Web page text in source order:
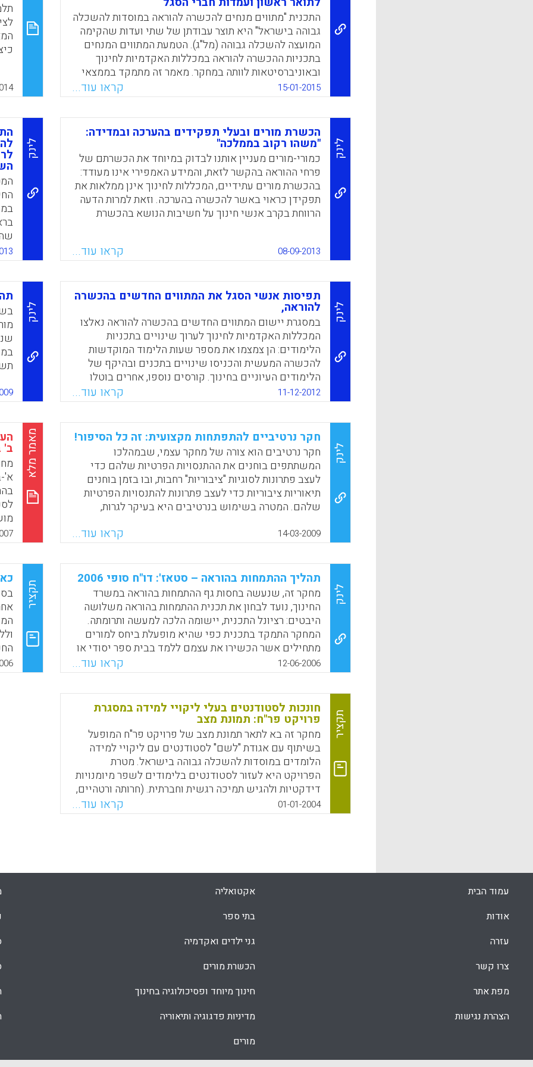
שעשויים להשפיע על יישום שונה של המתווים בהשוואה
למכללות (רוני לידור, נעמי פייגין, רחל טלמור, ברברה פרסקו,
חגי קופרמינץ).
WhatsApp
Facebook
Email
X
התכנית "מתווים מנחים להכשרה להוראה במוסדות להשכלה
גבוהה בישראל" היא תוצר עבודתן של שתי ועדות שהקימה
המועצה להשכלה גבוהה (מל"ג). הטמעת המתווים המנחים
בתכניות ההכשרה להוראה במכללות האקדמיות לחינוך
ובאוניברסיטאות לוותה במחקר. מאמר זה מתמקד בממצאי
המחקר על אודות אופן הטמעת המתווים המנחים בתכניות
הלימודים לתואר ראשון (.B.Ed) במכללות האקדמיות לחינוך
(רוני לידור, נעמי פייגין, ברברה פרסקו, רחל טלמור, חגי
קופרמינץ).
WhatsApp
Facebook
Email
X
15-01-2015 קראו עוד...
לינק
הכשרת מורים ובעלי תפקידים בהערכה ובמדידה:
"משהו רקוב בממלכה"
כמורי-מורים מעניין אותנו לבדוק במיוחד את הכשרתם של
פרחי ההוראה בהקשר לזאת, והמידע האמפירי אינו מעודד:
בהכשרת מורים עתידיים, המכללות לחינוך אינן ממלאות את
תפקידן כראוי באשר להכשרה בהערכה. וזאת למרות הדעה
הרווחת בקרב אנשי חינוך על חשיבות הנושא בהכשרת
WhatsApp
Facebook
Email
X 08-09-2013 קראו עוד...
לינק
לינק
תפיסות אנשי הסגל את המתווים החדשים בהכשרה
להוראה,
במסגרת יישום המתווים החדשים בהכשרה להוראה נאלצו
המכללות האקדמיות לחינוך לערוך שינויים בתכניות
הלימודים: הן צמצמו את מספר שעות הלימוד המוקדשות
להכשרה המעשית והכניסו שינויים בתכנים ובהיקף של
הלימודים העיוניים בחינוך. קורסים נוספו, אחרים בוטלו
וסילבוסים נכתבו מחדש. לשינויים אלה יש השלכות על
העבודה של המדריכים הפדגוגיים והמרצים במדעי החינוך,
יותר מאשר על עבודתם של מורי הדיצסיפלינות. נראה לנו כי
מעורבות אנשי הסגל במכללות האקדמיות לחינוך בהכנת
התכניות החדשות ותמיכתם במהלך זה חשובות להצלחת
יישום המתווים החדשים ( ב. פרסקו, נ. פייגין, ר. טלמור, ר.
לידור, ח. קופרמינץ ) .
WhatsApp
Facebook
Email
X
11-12-2012 קראו עוד...
לינק
פ.,
לינק
חקר נרטיביים להתפתחות מקצועית: זה כל הסיפור!
חקר נרטיבים הוא צורה של מחקר עצמי, שבמהלכו
המשתתפים בוחנים את ההתנסויות הפרטיות שלהם כדי
לעצב פתרונות לסוגיות "ציבוריות" רחבות, ובו בזמן בוחנים
תיאוריות ציבוריות כדי לעצב פתרונות להתנסויות הפרטיות
שלהם. המטרה בשימוש בנרטיבים היא בעיקר לגרות,
העולה תוך כדי תהליך השימוש בחקר נרטיביים, מקדם
פיתוח של כישורים בין-אישיים חשובים בקרב מתכשרים
למקצועות הסיוע (פרסקו, ברברה).
WhatsApp
Facebook
Email
X
14-03-2009 קראו עוד...
מאמר מלא ב'
לינק
תהליך ההתמחות בהוראה – סטאז': דו"ח סופי 2006
מחקר זה, שנעשה בחסות גף ההתמחות בהוראה במשרד
החינוך, נועד לבחון את תכנית ההתמחות בהוראה משלושה
היבטים: רציונל התכנית, יישומה הלכה למעשה ותרומתה.
המחקר התמקד בתכנית כפי שהיא מופעלת ביחס למורים
מתחילים אשר הכשירו את עצמם ללמד בבית ספר יסודי או
בבית ספר על יסודי (ולא בגיל הרך או בחינוך המיוחד)
במקצועות ההוראה המסורתיים (ולא בחינוך גופני, אומנות
וכדומה) במגזר היהודי ובפיקוח ממלכתי וממלכתי-דתי
(פאדיה נאסר – אבו-אלהיג'א, רבקה רייכנברג, ברברה
פרסקו)
WhatsApp
Facebook
Email
X
12-06-2006 קראו עוד...
תקציר
תקציר
חונכות לסטודנטים בעלי ליקויי למידה במסגרת
פרויקט פר"ח: תמונת מצב
מחקר זה בא לתאר תמונת מצב של פרויקט פר"ח המופעל
בשיתוף עם אגודת "לשם" לסטודנטים עם ליקויי למידה
הלומדים במוסדות להשכלה גבוהה בישראל. מטרת
הפרויקט היא לעזור לסטודנטים בלימודים לשפר מיומנויות
דידקטיות ולהגיש תמיכה רגשית וחברתית. (חרותה ורטהיים,
ווגל גילה, ברברה פרסקו)
01-01-2004 קראו עוד...
עמוד הבית
אודות
עזרה
צרו קשר
מפת אתר
הצהרת נגישות
אקטואליה
בתי ספר
גני ילדים ואקדמיה
הכשרת מורים
חינוך מיוחד ופסיכולוגיה בחינוך
מדיניות פדגוגיה ותיאוריה
מורים